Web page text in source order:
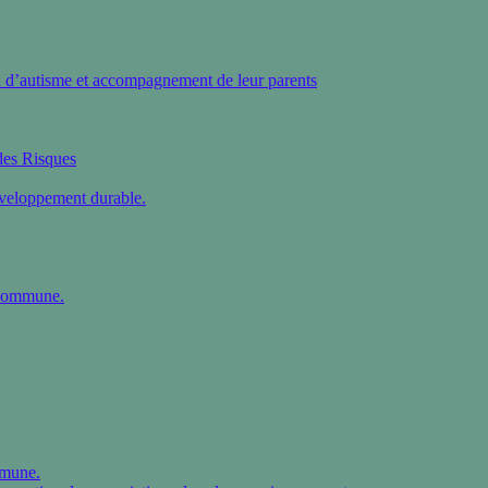
et accompagnement de leur parents
Risques
durable.